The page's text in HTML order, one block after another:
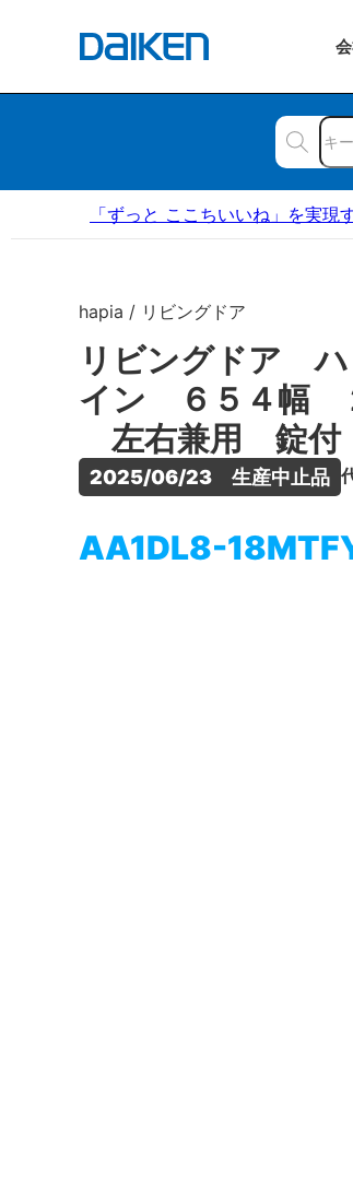
「ずっと ここちいいね」を実
hapia / リビングドア
リビングドア
イン ６５４幅
左右兼用 錠付
2025/06/23　生産中止品
AA1DL8-